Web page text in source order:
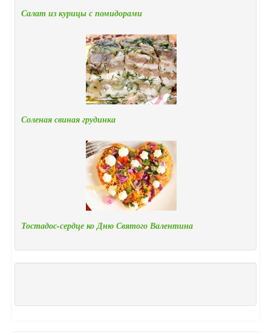
Салат из курицы с помидорами
Соленая свиная грудинка
Тостадос-сердце ко Дню Святого Валентина